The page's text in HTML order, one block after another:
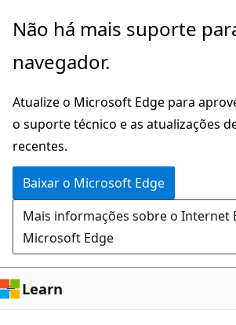
Pular
o
principal
Não há mais suporte
navegador.
Atualize o Microsoft Edge para
o suporte técnico e as atualizações
recentes.
Baixar o Microsoft Edge
Mais informações sobre o Internet
Microsoft Edge
Learn